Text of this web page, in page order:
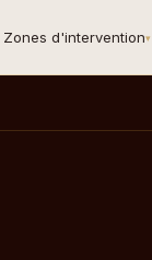
Zones d'intervention▾